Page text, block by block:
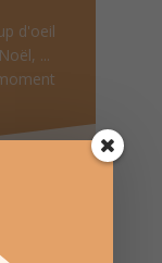
d'oeil
...